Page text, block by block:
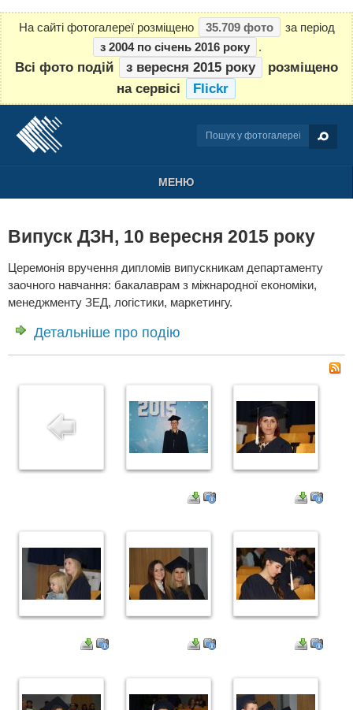
На сайті фотогалереї розміщено 35.709 фото
за період
з 2004 по січень 2016 року
.
Всі фото подій з вересня 2015 року
розміщено
на сервісі
Flickr
МЕНЮ
Випуск ДЗН, 10 вересня 2015 року
Церемонія вручення дипломів випускникам департаменту
заочного навчання: бакалаврам з міжнародної економіки,
менеджменту ЗЕД, логістики, маркетингу.
Детальніше про подію